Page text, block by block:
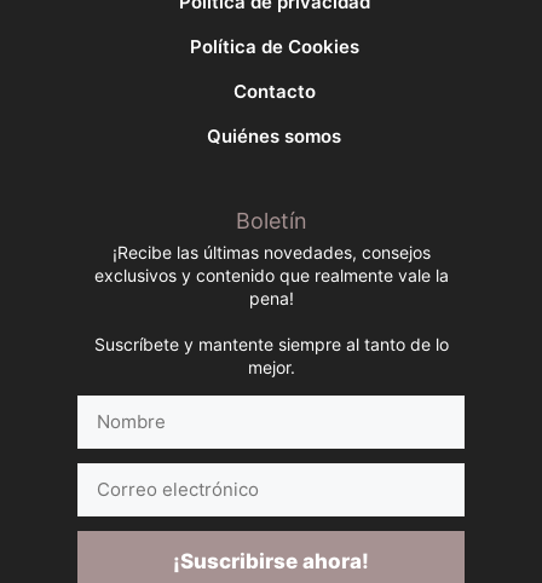
Política de Cookies
Contacto
Quiénes somos
Boletín
¡Recibe las últimas novedades, consejos
exclusivos y contenido que realmente vale la
pena!
Suscríbete y mantente siempre al tanto de lo
mejor.
electrónico
¡Suscribirse ahora!